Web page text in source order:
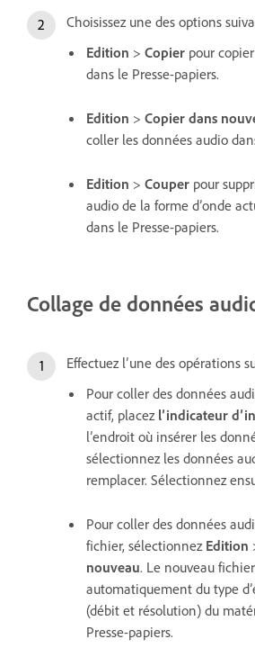
Choisissez une des options
Edition > Copier pour
dans le Presse-papiers.
Edition > Copier dans
coller les données audio
Edition > Couper pour
audio de la forme d’onde
dans le Presse-papiers.
Collage de données
Effectuez l’une des opérations
Pour coller des données
actif, placez l’indicateur
l’endroit où insérer les
sélectionnez les données
remplacer. Sélectionnez
Pour coller des données
fichier, sélectionnez Edition
nouveau. Le nouveau
automatiquement du type
(débit et résolution) du
Presse-papiers.